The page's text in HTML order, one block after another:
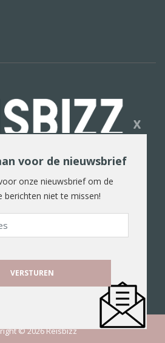
in woord en beeld
© 2026 Reisbizz
X
voor de nieuwsbrief
onze nieuwsbrief om de
berichten niet te missen!